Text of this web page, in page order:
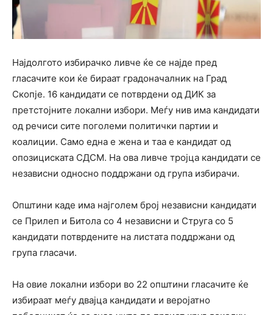
Најдолгото избирачко ливче ќе се најде пред
гласачите кои ќе бираат градоначалник на Град
Скопје. 16 кандидати се потврдени од ДИК за
претстојните локални избори. Меѓу нив има кандидати
од речиси сите поголеми политички партии и
коалиции. Само една е жена и таа е кандидат од
опозициската СДСМ. На ова ливче тројца кандидати се
независни односно поддржани од група избирачи.
Општини каде има најголем број независни кандидати
се Прилеп и Битола со 4 независни и Струга со 5
кандидати потврдените на листата поддржани од
група гласачи.
На овие локални избори во 22 општини гласачите ќе
избираат меѓу двајца кандидати и веројатно